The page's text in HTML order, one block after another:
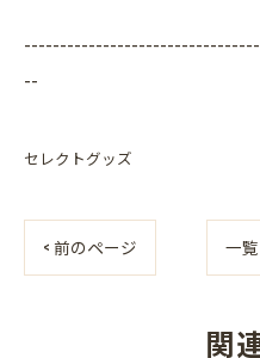
--
セレクトグッズ
< 前のページ 一
関